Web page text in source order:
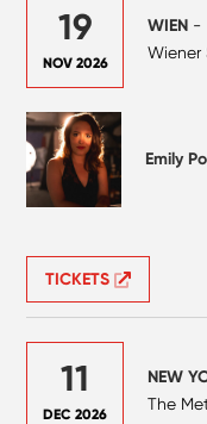
19
NOV 2026
WIEN -
Wiener
Emily
TICKETS
11
DEC 2026
NEW
The